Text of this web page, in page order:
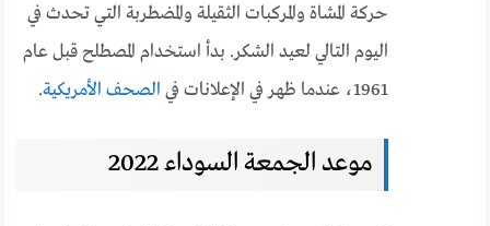
حركة المشاة والمركبات الثقيلة والمضطربة التي تحدث في
اليوم التالي لعيد الشكر. بدأ استخدام المصطلح قبل عام
1961، عندما ظهر في الإعلانات في
الصحف الأمريكية.
موعد الجمعة السوداء 2022